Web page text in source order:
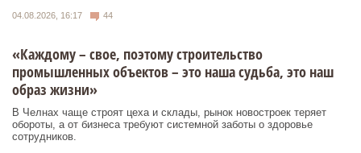
04.08.2026, 16:17 44
«Каждому – свое, поэтому строительство
промышленных объектов – это наша судьба, это наш
образ жизни»
В Челнах чаще строят цеха и склады, рынок новостроек теряет
обороты, а от бизнеса требуют системной заботы о здоровье
сотрудников.